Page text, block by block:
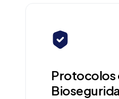
Protocolos